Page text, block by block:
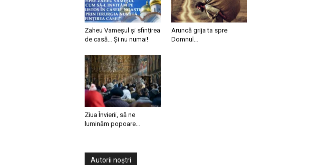
Zaheu Vameșul și sfințirea
de casă… Și nu numai!
Aruncă grija ta spre
Domnul…
Ziua Învierii, să ne
luminăm popoare…
Autorii noștri